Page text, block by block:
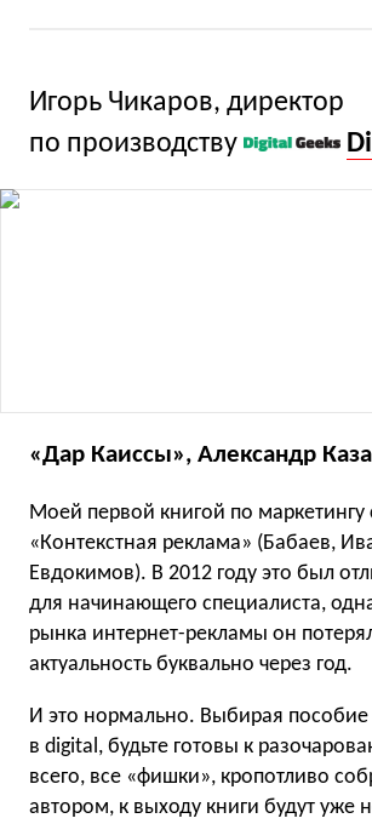
Игорь Чикаров, директор
по производству
«Дар Каиссы», Александр
Моей первой книгой по маркетингу
«Контекстная реклама» (Бабаев,
Евдокимов). В 2012 году это был
для начинающего специалиста,
рынка интернет-рекламы он
актуальность буквально через год.
И это нормально. Выбирая
в digital, будьте готовы к
всего, все «фишки», кропотливо
автором, к выходу книги будут уже